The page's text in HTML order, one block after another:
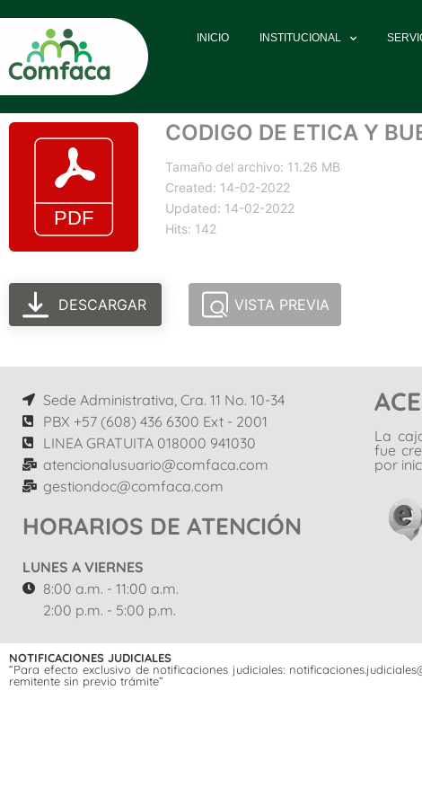
INICIO INSTITUCIONAL
CODIGO DE ETICA Y
Tamaño del archivo: 11.26 MB
Created: 14-02-2022
Updated: 14-02-2022
Hits: 142
DESCARGAR VISTA PREVIA
Sede Administrativa, Cra. 11 No. 10-34
PBX +57 (608) 436 6300 Ext - 2001
LINEA GRATUITA 018000 941030
atencionalusuario@comfaca.com
gestiondoc@comfaca.com
HORARIOS DE ATENCIÓN
LUNES A VIERNES
8:00 a.m. - 11:00 a.m.
2:00 p.m. - 5:00 p.m.
La
fue
por
NOTIFICACIONES JUDICIALES
“Para efecto exclusivo de notificaciones judiciales:
remitente sin previo trámite”